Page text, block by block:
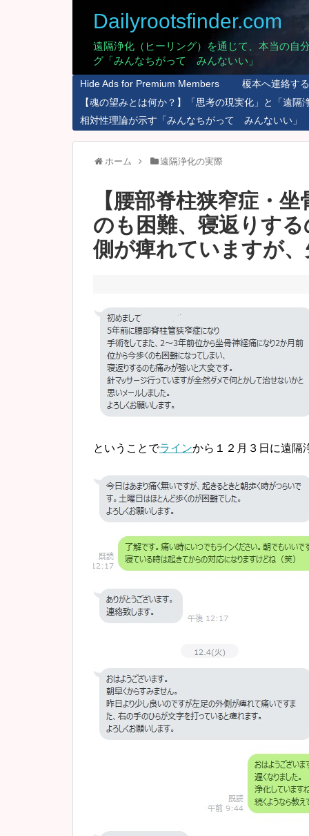
Dailyrootsfinder.com
遠隔浄化（ヒーリング）を通じて、本当の
グ「みんなちがって みんないい」
Hide Ads for Premium Members
榎本へ連絡す
【魂の望みとは何か？】「思考の現実化」と「遠隔
相対性理論が示す「みんなちがって みんないい」
ホーム 遠隔浄化の実際
【腰部脊柱狭窄症・
のも困難、寝返りす
側が痺れていますが
ということでラインから１２月３日に遠隔